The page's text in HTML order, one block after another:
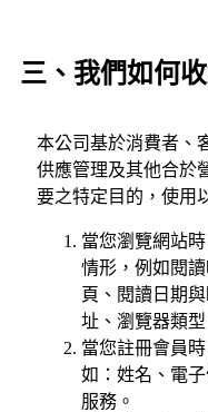
三、我們如何
本公司基於消費者、
供應管理及其他合於
要之特定目的，使用
當您瀏覽網站
情形，例如閱
頁、閱讀日期
址、瀏覽器類
當您註冊會員
如：姓名、電
服務。